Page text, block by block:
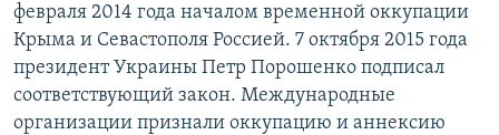
февраля 2014 года началом временной оккупации
Крыма и Севастополя Россией. 7 октября 2015 года
президент Украины Петр Порошенко подписал
соответствующий закон. Международные
организации признали оккупацию и аннексию